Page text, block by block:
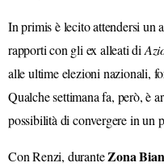
In primis è lecito attendersi un
rapporti con gli ex alleati di
alle ultime elezioni nazionali,
Qualche settimana fa, però, è
possibilità di convergere in un
Con Renzi, duranteZona